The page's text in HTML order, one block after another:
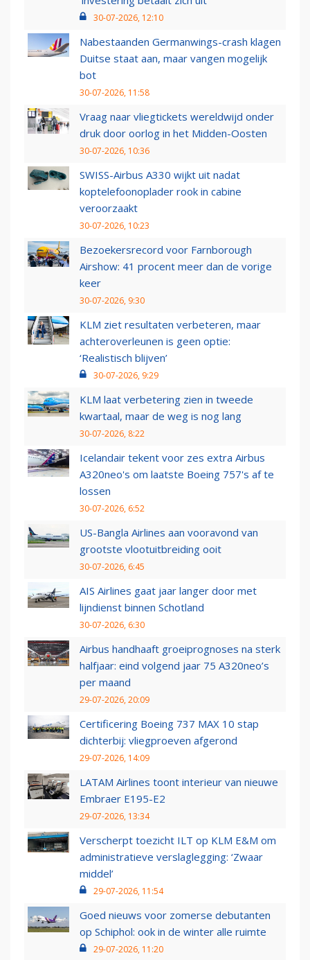
30-07-2026, 12:10
Nabestaanden Germanwings-crash klagen
Duitse staat aan, maar vangen mogelijk
bot
30-07-2026, 11:58
Vraag naar vliegtickets wereldwijd onder
druk door oorlog in het Midden-Oosten
30-07-2026, 10:36
SWISS-Airbus A330 wijkt uit nadat
koptelefoonoplader rook in cabine
veroorzaakt
30-07-2026, 10:23
Bezoekersrecord voor Farnborough
Airshow: 41 procent meer dan de vorige
keer
30-07-2026, 9:30
KLM ziet resultaten verbeteren, maar
achteroverleunen is geen optie:
‘Realistisch blijven’
30-07-2026, 9:29
KLM laat verbetering zien in tweede
kwartaal, maar de weg is nog lang
30-07-2026, 8:22
Icelandair tekent voor zes extra Airbus
A320neo's om laatste Boeing 757's af te
lossen
30-07-2026, 6:52
US-Bangla Airlines aan vooravond van
grootste vlootuitbreiding ooit
30-07-2026, 6:45
AIS Airlines gaat jaar langer door met
lijndienst binnen Schotland
30-07-2026, 6:30
Airbus handhaaft groeiprognoses na sterk
halfjaar: eind volgend jaar 75 A320neo’s
per maand
29-07-2026, 20:09
Certificering Boeing 737 MAX 10 stap
dichterbij: vliegproeven afgerond
29-07-2026, 14:09
LATAM Airlines toont interieur van nieuwe
Embraer E195-E2
29-07-2026, 13:34
Verscherpt toezicht ILT op KLM E&M om
administratieve verslaglegging: ‘Zwaar
middel’
29-07-2026, 11:54
Goed nieuws voor zomerse debutanten
op Schiphol: ook in de winter alle ruimte
29-07-2026, 11:20